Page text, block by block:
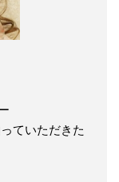
ていただきた